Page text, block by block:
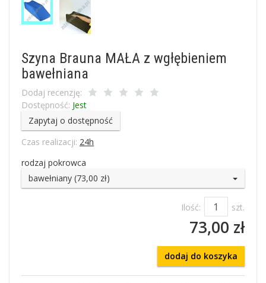
Szyna Brauna MAŁA z wgłębieniem
bawełniana
Dodaj recenzję:
Dostępność: Jest
Zapytaj o dostępność
Czas realizacji: 24h
rodzaj pokrowca
bawełniany (73,00 zł)
Ilość: szt.
73,00 zł
dodaj do koszyka